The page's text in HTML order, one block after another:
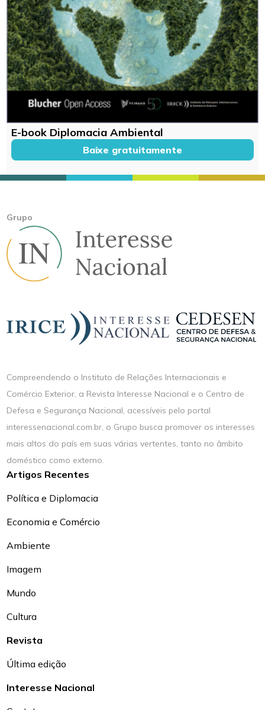
E-book Diplomacia Ambiental
Baixe gratuitamente
Grupo
Compreendendo o Instituto de Relações Internacionais e
Comércio Exterior, a Revista Interesse Nacional e o Centro de
Defesa e Segurança Nacional, acessíveis pelo portal
interessenacional.com.br, o Grupo busca promover os interesses
mais altos do país em suas várias vertentes, tanto no âmbito
doméstico como externo.
Artigos Recentes
Política e Diplomacia
Economia e Comércio
Ambiente
Imagem
Mundo
Cultura
Revista
Última edição
Interesse Nacional